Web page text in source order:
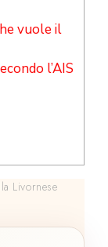
vuole il
l’AIS
Livornese